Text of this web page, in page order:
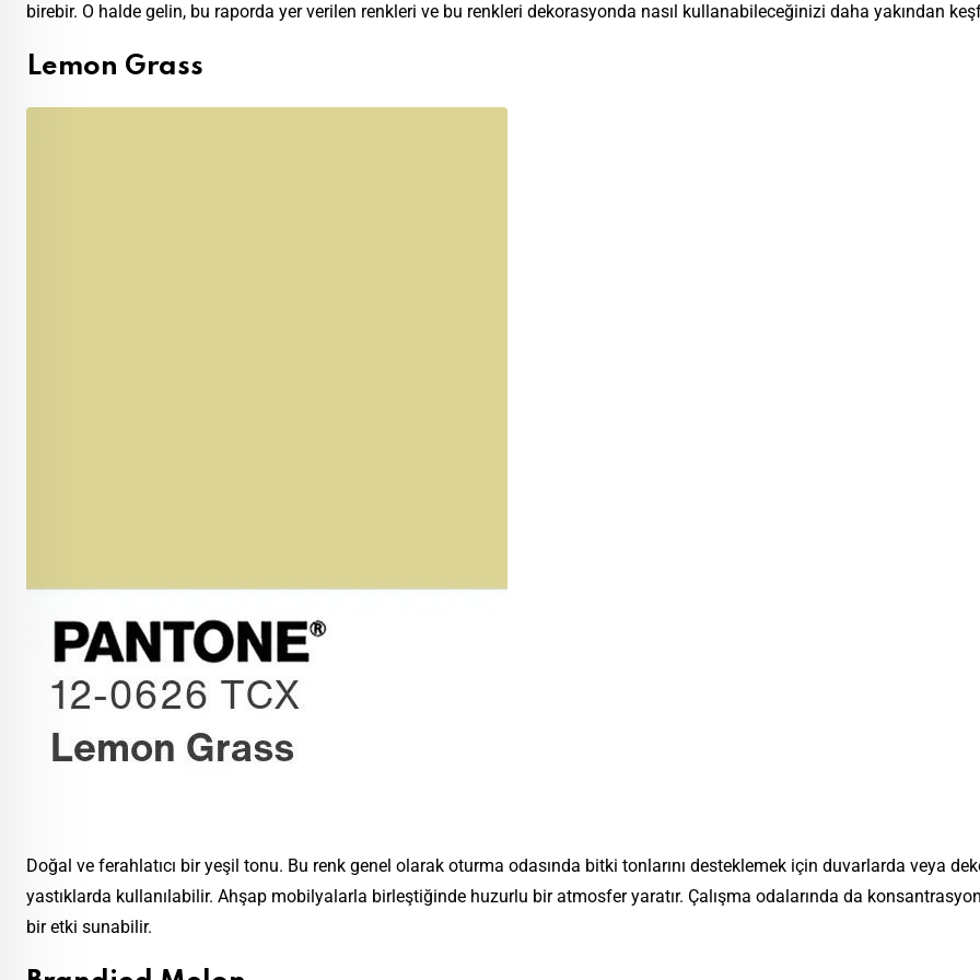
birebir. O halde gelin, bu raporda yer verilen renkleri ve bu renkleri dekorasyonda nasıl kullanabileceğinizi daha yakından
Lemon Grass
Doğal ve ferahlatıcı bir yeşil tonu. Bu renk genel olarak oturma odasında bitki tonlarını desteklemek için duvarlarda veya
yastıklarda kullanılabilir. Ahşap mobilyalarla birleştiğinde huzurlu bir atmosfer yaratır. Çalışma odalarında da
bir etki sunabilir.